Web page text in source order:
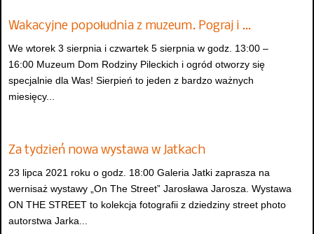
Wakacyjne popołudnia z muzeum. Pograj i …
We wtorek 3 sierpnia i czwartek 5 sierpnia w godz. 13:00 –
16:00 Muzeum Dom Rodziny Pileckich i ogród otworzy się
specjalnie dla Was! Sierpień to jeden z bardzo ważnych
miesięcy...
Za tydzień nowa wystawa w Jatkach
23 lipca 2021 roku o godz. 18:00 Galeria Jatki zaprasza na
wernisaż wystawy „On The Street” Jarosława Jarosza. Wystawa
ON THE STREET to kolekcja fotografii z dziedziny street photo
autorstwa Jarka...